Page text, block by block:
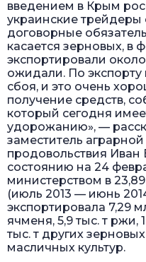
введением в Крым
украинские трейдеры
договорные
касается зерновых, в
экспортировали
ожидали. По
сбоя, и это очень
получение средств,
который сегодня
удорожанию», —
заместитель
продовольствия Иван
состоянию на 24
министерством в
(июль 2013 — июнь
экспортировала 7,29
ячменя, 5,9 тыс. т ржи,
тыс. т других
масличных культур.